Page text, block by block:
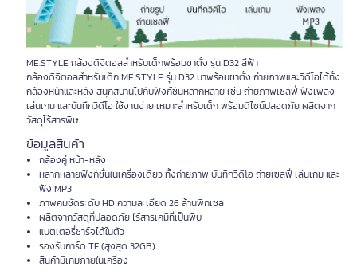
ME.STYLE กล้องดิจิตอลสำหรับเด็กพร้อมขาตั้ง รุ่น D32 สีฟ้า
กล้องดิจิตอลสำหรับเด็ก ME.STYLE รุ่น D32 มาพร้อมขาตั้ง ถ่ายภาพและวิดีโอได้ทั้ง
กล้องหน้าและหลัง สนุกสนานไปกับฟังก์ชันหลากหลาย เช่น ถ่ายภาพเซลฟี่ ฟังเพลง
เล่นเกม และบันทึกวิดีโอ ใช้งานง่าย เหมาะสำหรับเด็ก พร้อมดีไซน์ปลอดภัย ผลิตจาก
วัสดุไร้สารพิษ
ข้อมูลสินค้า
กล้องคู่ หน้า-หลัง
หลากหลายฟังก์ชั่นในเครื่องเดียว ทั้งถ่ายภาพ บันทึกวิดีโอ ถ่ายเซลฟี่ เล่นเกม และ
ฟัง MP3
ภาพคมชัดระดับ HD ความละเอียด 26 ล้านพิกเซล
ผลิตจากวัสดุที่ปลอดภัย ไร้สารเคมีที่เป็นพิษ
แบตเตอรี่ชาร์จได้ในตัว
รองรับการ์ด TF (สูงสุด 32GB)
สินค้ามีเกมภายในเครื่อง